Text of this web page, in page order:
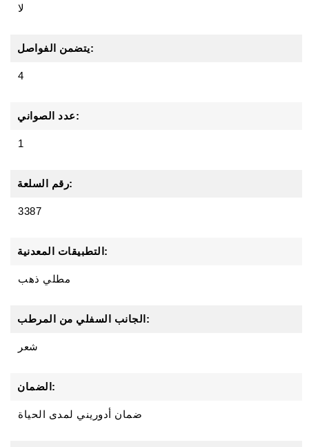
لا
يتضمن الفواصل:
4
عدد الصواني:
1
رقم السلعة:
3387
التطبيقات المعدنية:
مطلي ذهب
الجانب السفلي من المرطب:
شعر
الضمان:
ضمان أدوريني لمدى الحياة